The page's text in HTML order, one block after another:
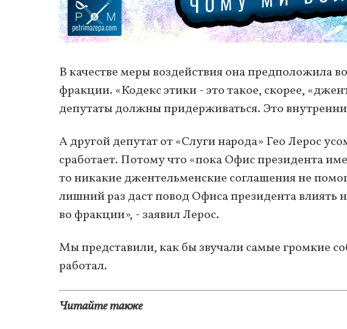
В качестве меры воздействия она предположила
фракции. «Кодекс этики - это такое, скорее,
депутаты должны придерживаться. Это
А другой депутат от «Слуги народа» Гео Лерос
сработает. Потому что «пока Офис президента
то никакие джентельменские соглашения не
лишний раз даст повод Офиса президента влиять
во фракции», - заявил Лерос.
Мы представили, как бы звучали самые громкие
работал.
Читайте также